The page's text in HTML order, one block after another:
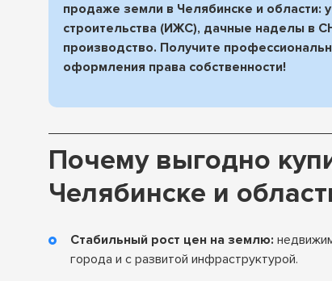
продаже земли в Челябинске и области:
строительства (ИЖС), дачные наделы в
производство. Получите
оформления права собственности!
Почему выгодно
Челябинске и
Стабильный рост цен на землю:
города и с развитой инфраструктурой.